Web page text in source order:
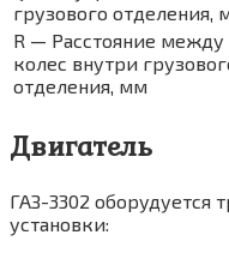
грузового отделения,
R — Расстояние
колес внутри
отделения, мм
Двигатель
ГАЗ-3302 оборудуется
установки: